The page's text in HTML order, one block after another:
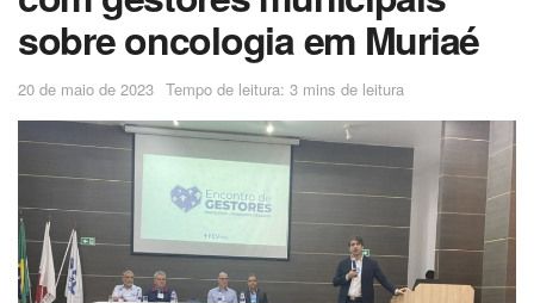
sobre oncologia em Muriaé
20 de maio de 2023 Tempo de leitura: 3 mins de leitura